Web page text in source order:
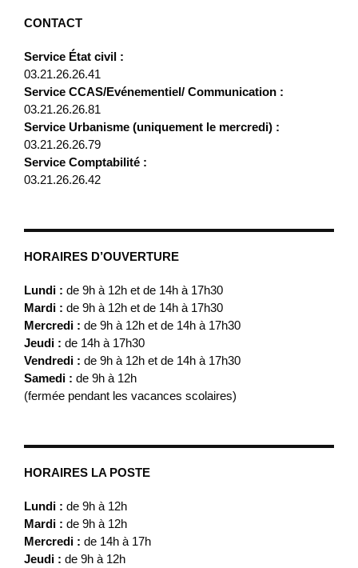
CONTACT
Service État civil :
03.21.26.26.41
Service CCAS/Evénementiel/ Communication :
03.21.26.26.81
Service Urbanisme (uniquement le mercredi) :
03.21.26.26.79
Service Comptabilité :
03.21.26.26.42
HORAIRES D’OUVERTURE
Lundi : de 9h à 12h et de 14h à 17h30
Mardi : de 9h à 12h et de 14h à 17h30
Mercredi : de 9h à 12h et de 14h à 17h30
Jeudi : de 14h à 17h30
Vendredi : de 9h à 12h et de 14h à 17h30
Samedi : de 9h à 12h
(fermée pendant les vacances scolaires)
HORAIRES LA POSTE
Lundi : de 9h à 12h
Mardi : de 9h à 12h
Mercredi : de 14h à 17h
Jeudi : de 9h à 12h